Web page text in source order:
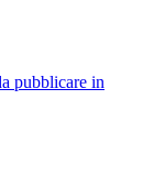
pubblicare in